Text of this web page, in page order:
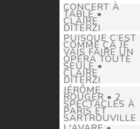
CONCERT À
TABLE •
CLAIRE
DITERZI
PUISQUE C’EST
COMME ÇA JE
VAIS FAIRE UN
OPÉRA TOUTE
SEULE •
CLAIRE
DITERZI
JÉRÔME
ROUGER • 2
SPECTACLES À
PARIS ET
SARTROUVILLE